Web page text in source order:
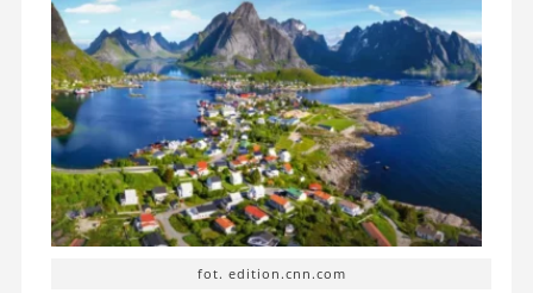
fot. edition.cnn.com